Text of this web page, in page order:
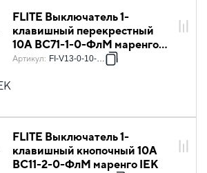
FLITE Выключатель 1-
клавишный перекрестный
10А ВС71-1-0-ФлМ маренго
IEK
Артикул: FI-V13-0-10-K35
FLITE Выключатель 1-
клавишный кнопочный 10А
ВС11-2-0-ФлМ маренго IEK